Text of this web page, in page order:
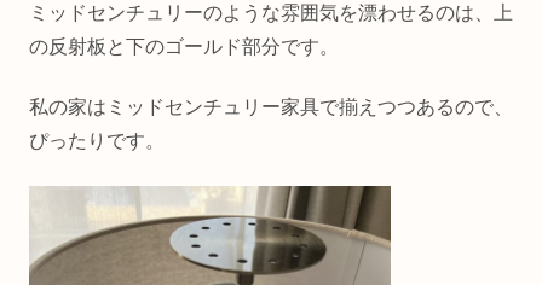
ミッドセンチュリーのような雰囲気を漂わせるのは、上
の反射板と下のゴールド部分です。
私の家はミッドセンチュリー家具で揃えつつあるので、
ぴったりです。